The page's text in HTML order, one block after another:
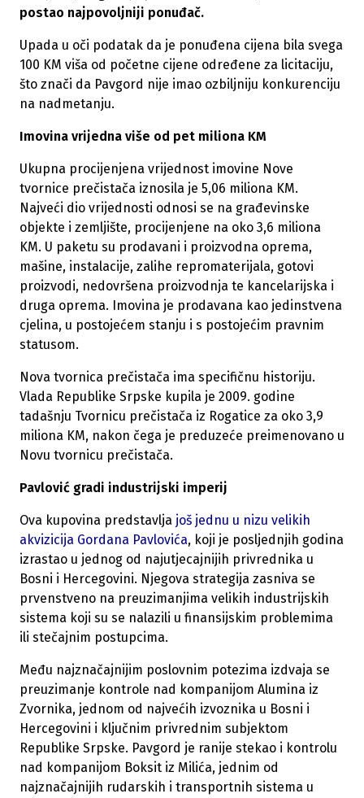
postao najpovoljniji ponuđač.
Upada u oči podatak da je ponuđena cijena bila svega
100 KM viša od početne cijene određene za licitaciju,
što znači da Pavgord nije imao ozbiljniju konkurenciju
na nadmetanju.
Imovina vrijedna više od pet miliona KM
Ukupna procijenjena vrijednost imovine Nove
tvornice prečistača iznosila je 5,06 miliona KM.
Najveći dio vrijednosti odnosi se na građevinske
objekte i zemljište, procijenjene na oko 3,6 miliona
KM. U paketu su prodavani i proizvodna oprema,
mašine, instalacije, zalihe repromaterijala, gotovi
proizvodi, nedovršena proizvodnja te kancelarijska i
druga oprema. Imovina je prodavana kao jedinstvena
cjelina, u postojećem stanju i s postojećim pravnim
statusom.
Nova tvornica prečistača ima specifičnu historiju.
Vlada Republike Srpske kupila je 2009. godine
tadašnju Tvornicu prečistača iz Rogatice za oko 3,9
miliona KM, nakon čega je preduzeće preimenovano u
Novu tvornicu prečistača.
Pavlović gradi industrijski imperij
Ova kupovina predstavlja još jednu u nizu velikih
akvizicija Gordana Pavlovića, koji je posljednjih godina
izrastao u jednog od najutjecajnijih privrednika u
Bosni i Hercegovini. Njegova strategija zasniva se
prvenstveno na preuzimanjima velikih industrijskih
sistema koji su se nalazili u finansijskim problemima
ili stečajnim postupcima.
Među najznačajnijim poslovnim potezima izdvaja se
preuzimanje kontrole nad kompanijom Alumina iz
Zvornika, jednom od najvećih izvoznika u Bosni i
Hercegovini i ključnim privrednim subjektom
Republike Srpske. Pavgord je ranije stekao i kontrolu
nad kompanijom Boksit iz Milića, jednim od
najznačajnijih rudarskih i transportnih sistema u